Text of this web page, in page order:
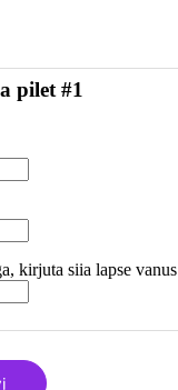
pilet #1
kirjuta siia lapse vanus